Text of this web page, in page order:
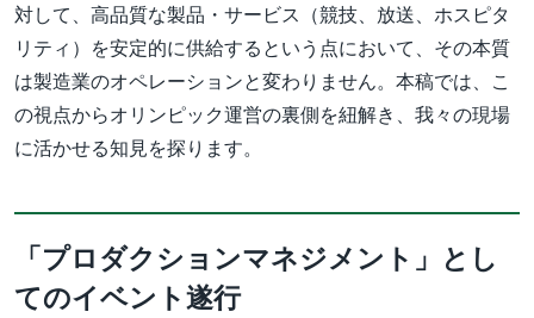
対して、高品質な製品・サービス（競技、放送、ホスピタ
リティ）を安定的に供給するという点において、その本質
は製造業のオペレーションと変わりません。本稿では、こ
の視点からオリンピック運営の裏側を紐解き、我々の現場
に活かせる知見を探ります。
「プロダクションマネジメント」とし
てのイベント遂行